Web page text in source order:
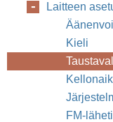
Laitteen
Kieli
FM-